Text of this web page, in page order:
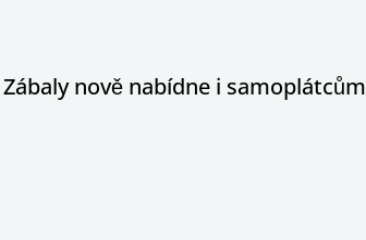
nově nabídne i samoplátcům